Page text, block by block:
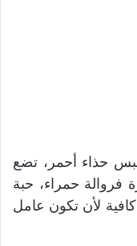
حذاء أحمر، تضع
فروالة حمراء، حبة
كافية لأن تكون عامل